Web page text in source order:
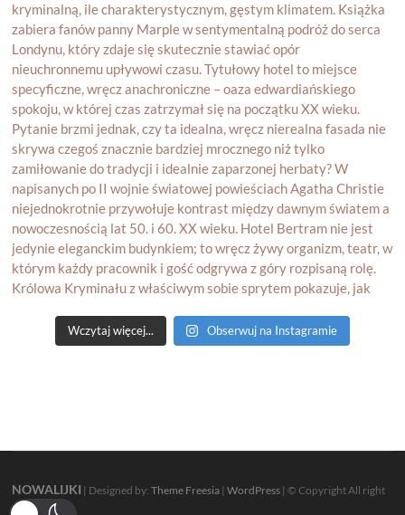
Wczytaj więcej... Obserwuj na Instagramie
NOWALIJKI | Designed by:Theme Freesia |WordPress | © Copyright All right
reserved